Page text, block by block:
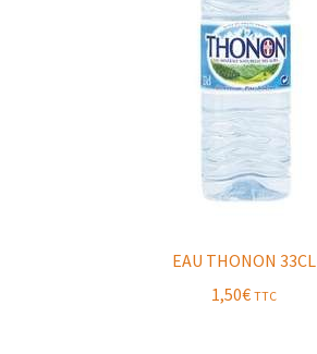
EAU THONON 33CL
1,50€ TTC